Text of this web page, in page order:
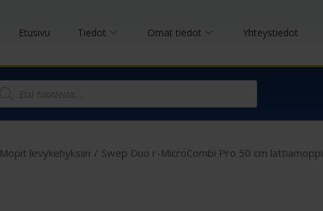
Etusivu Tiedot Omat tiedot Yhteystiedot
Mopit levykehyksiin / Swep Duo r-MicroCombi Pro 50 cm lattiamoppi